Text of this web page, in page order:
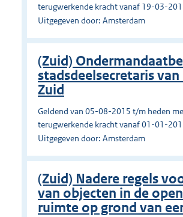
terugwerkende kracht vanaf 19-03-
Uitgegeven door: Amsterdam
(Zuid)
stadsdeelsecretaris
Zuid
Geldend van 05-08-2015 t/m heden
terugwerkende kracht vanaf 01-01-
Uitgegeven door: Amsterdam
(Zuid) Nadere regels
van objecten in de
ruimte op grond van